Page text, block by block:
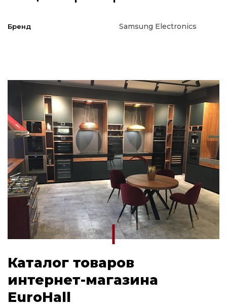
Бренд Samsung Electronics
Каталог товаров
интернет-магазина
EuroHall